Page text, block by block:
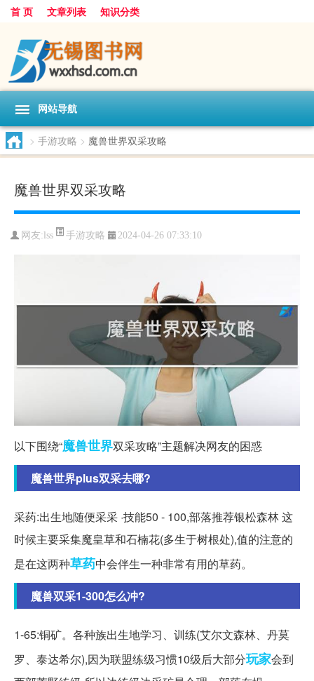
首 页 文章列表 知识分类
网站导航
> 手游攻略 > 魔兽世界双采攻略
魔兽世界双采攻略
网友:lss 手游攻略 2024-04-26 07:33:10
以下围绕“魔兽世界双采攻略”主题解决网友的困惑
魔兽世界plus双采去哪?
采药:出生地随便采采 ·技能50 - 100,部落推荐银松森林 这
时候主要采集魔皇草和石楠花(多生于树根处),值的注意的
是在这两种草药中会伴生一种非常有用的草药。
魔兽双采1-300怎么冲?
1-65:铜矿。各种族出生地学习、训练(艾尔文森林、丹莫
罗、泰达希尔),因为联盟练级习惯10级后大部分玩家会到